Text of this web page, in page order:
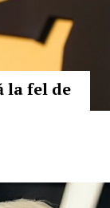
la fel de